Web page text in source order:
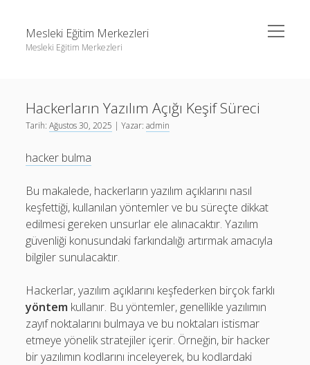
Mesleki Eğitim Merkezleri
Mesleki Eğitim Merkezleri
menüyü
aç
Liste
Sayfa Listesi
Threads Beğeni Arttırma
Liste
Sayfa Listesi
Threads Beğeni Arttırma
Twitter Gizli Hesaba Nasıl Bakılır
Hackerların Yazılım Açığı Keşif Süreci
Tarih:Ağustos 30, 2025 | Yazar:admin
hacker bulma
Bu makalede, hackerların yazılım açıklarını nasıl
keşfettiği, kullanılan yöntemler ve bu süreçte dikkat
edilmesi gereken unsurlar ele alınacaktır. Yazılım
güvenliği konusundaki farkındalığı artırmak amacıyla
bilgiler sunulacaktır.
Hackerlar, yazılım açıklarını keşfederken birçok farklı
yöntem kullanır. Bu yöntemler, genellikle yazılımın
zayıf noktalarını bulmaya ve bu noktaları istismar
etmeye yönelik stratejiler içerir. Örneğin, bir hacker
bir yazılımın kodlarını inceleyerek, bu kodlardaki